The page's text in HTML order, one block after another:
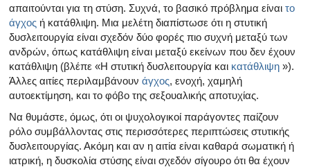
Όλα τα άρθρα για το αρσενικό αναπαραγωγικό σύστημα
Όλα τα άρθρα σχετικά με την κατάθλιψη και τη στυτική
Όλα τα άρθρα για τη στυτική δυσλειτουργία
Όλα τα άρθρα για τις σχέσεις και στυτική δυσλειτουργία
Όλα τα άρθρα για τα σεξουαλικώς μεταδιδόμενα
απαιτούνται για τη στύση. Συχνά, το βασικό πρόβλημα είναι το
άγχος ή κατάθλιψη. Μια μελέτη διαπίστωσε ότι η στυτική
δυσλειτουργία είναι σχεδόν δύο φορές πιο συχνή μεταξύ των
ανδρών, όπως κατάθλιψη είναι μεταξύ εκείνων που δεν έχουν
κατάθλιψη (βλέπε «Η στυτική δυσλειτουργία και κατάθλιψη »).
Άλλες αιτίες περιλαμβάνουν άγχος, ενοχή, χαμηλή
αυτοεκτίμηση, και το φόβο της σεξουαλικής αποτυχίας.
Να θυμάστε, όμως, ότι οι ψυχολογικοί παράγοντες παίζουν
ρόλο συμβάλλοντας στις περισσότερες περιπτώσεις στυτικής
δυσλειτουργίας. Ακόμη και αν η αιτία είναι καθαρά σωματική ή
ιατρική, η δυσκολία στύσης είναι σχεδόν σίγουρο ότι θα έχουν